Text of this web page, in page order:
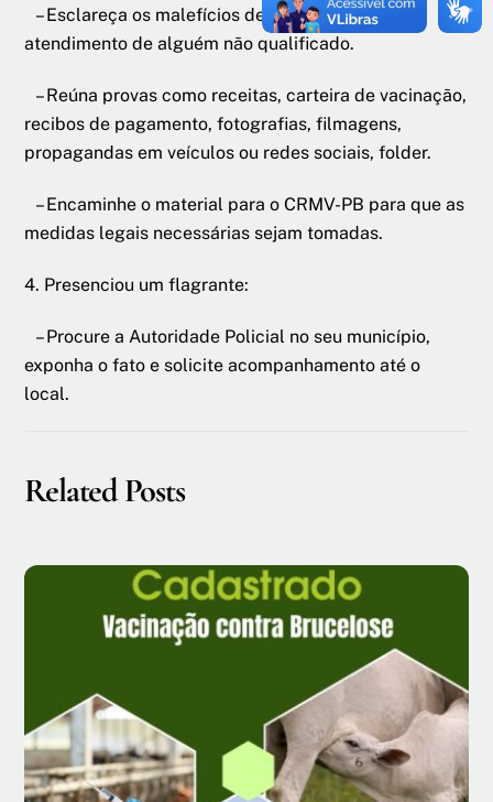
– Esclareça os malefícios de o animal receber
atendimento de alguém não qualificado.
– Reúna provas como receitas, carteira de vacinação,
recibos de pagamento, fotografias, filmagens,
propagandas em veículos ou redes sociais, folder.
– Encaminhe o material para o CRMV-PB para que as
medidas legais necessárias sejam tomadas.
4. Presenciou um flagrante:
– Procure a Autoridade Policial no seu município,
exponha o fato e solicite acompanhamento até o
local.
Related Posts